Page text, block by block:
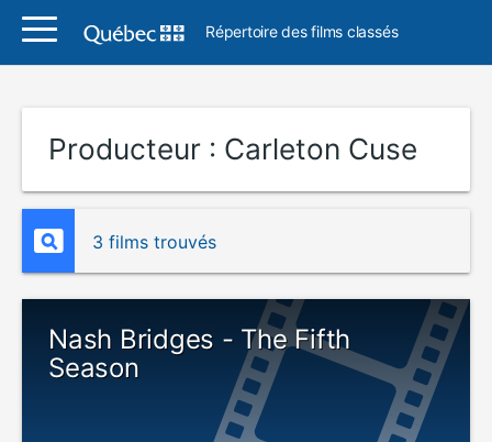
Répertoire des films classés
Producteur : Carleton Cuse
3 films trouvés
Nash Bridges - The Fifth
Season